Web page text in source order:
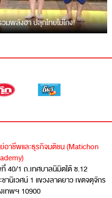
มพลังฮา ปลุกไทยไม่โกง!
อาชีพและธุรกิจมติชน (Matichon
ที่ 40/1 ถ.เทศบาลนิมิตใต้ ซ.12
ชานิเวศน์ 1 แขวงลาดยาว เขตจตุจักร
เทพฯ 10900